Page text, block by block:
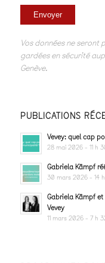
Vos données ne seront
gardées en sécurité
Genève.
PUBLICATIONS
Vevey: quel cap
28 mai 2026 - 11 h
Gabriela Kämpf
30 mars 2026 - 14
Gabriela Kämpf
Vevey
11 mars 2026 - 7 h